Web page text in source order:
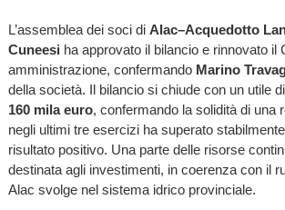
L’assemblea dei soci di Alac–Acquedotto
Cuneesi ha approvato il bilancio e rinnovato il
amministrazione, confermando Marino
della società. Il bilancio si chiude con un utile
160 mila euro, confermando la solidità di una
negli ultimi tre esercizi ha superato
risultato positivo. Una parte delle risorse
destinata agli investimenti, in coerenza con il
Alac svolge nel sistema idrico provinciale.